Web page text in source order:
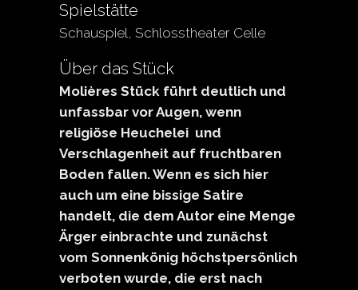
Spielstätte
Schauspiel, Schlosstheater Celle
Über das Stück
Molières Stück führt deutlich und
unfassbar vor Augen, wenn
religiöse Heuchelei und
Verschlagenheit auf fruchtbaren
Boden fallen. Wenn es sich hier
auch um eine bissige Satire
handelt, die dem Autor eine Menge
Ärger einbrachte und zunächst
vom Sonnenkönig höchstpersönlich
verboten wurde, die erst nach